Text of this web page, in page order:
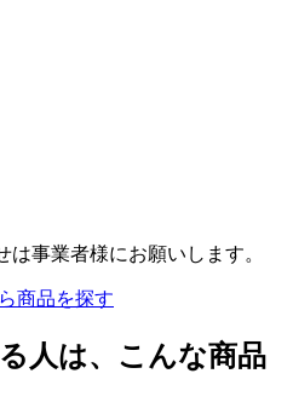
事業者様にお願いします。
商品を探す
人は、こんな商品